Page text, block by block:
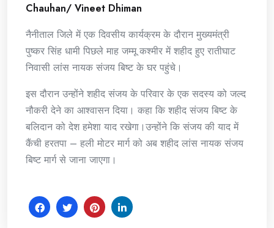
Chauhan/ Vineet Dhiman
नैनीताल जिले में एक दिवसीय कार्यक्रम के दौरान मुख्यमंत्री
पुष्कर सिंह धामी पिछले माह जम्मू कश्मीर में शहीद हुए रातीघाट
निवासी लांस नायक संजय बिष्ट के घर पहुंचे।
इस दौरान उन्होंने शहीद संजय के परिवार के एक सदस्य को जल्द
नौकरी देने का आश्वासन दिया। कहा कि शहीद संजय बिष्ट के
बलिदान को देश हमेशा याद रखेगा।उन्होंने कि संजय की याद में
कैंची हरतपा – हली मोटर मार्ग को अब शहीद लांस नायक संजय
बिष्ट मार्ग से जाना जाएगा।